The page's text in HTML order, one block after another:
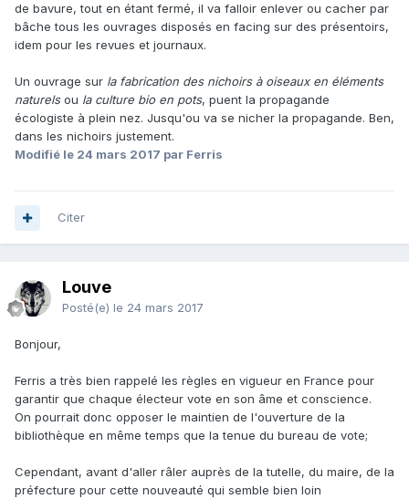
de bavure, tout en étant fermé, il va falloir enlever ou cacher par
bâche tous les ouvrages disposés en facing sur des présentoirs,
idem pour les revues et journaux.
Un ouvrage sur la fabrication des nichoirs à oiseaux en éléments
naturelsou la culture bio en pots, puent la propagande
écologiste à plein nez. Jusqu'ou va se nicher la propagande. Ben,
dans les nichoirs justement.
Modifié le 24 mars 2017 par Ferris
Citer
Louve
Posté(e) le 24 mars 2017
Bonjour,
Ferris a très bien rappelé les règles en vigueur en France pour
garantir que chaque électeur vote en son âme et conscience.
On pourrait donc opposer le maintien de l'ouverture de la
bibliothèque en même temps que la tenue du bureau de vote;
Cependant, avant d'aller râler auprès de la tutelle, du maire, de la
préfecture pour cette nouveauté qui semble bien loin